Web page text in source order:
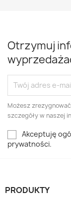
Otrzymuj
Możesz
szczegóły w naszej
Akceptuję
prywatności.
PRODUKTY